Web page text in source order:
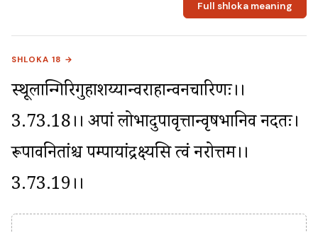
Full shloka meaning
SHLOKA 18 →
स्थूलान्गिरिगुहाशय्यान्वराहान्वनचारिणः।।
3.73.18।। अपां लोभादुपावृत्तान्वृषभानिव नर्दतः।
रूपावनितांश्च पम्पायांद्रक्ष्यसि त्वं नरोत्तम।।
3.73.19।।